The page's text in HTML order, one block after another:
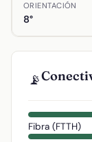
ORIENTACIÓN
8°
📡
Fibra (FTTH)